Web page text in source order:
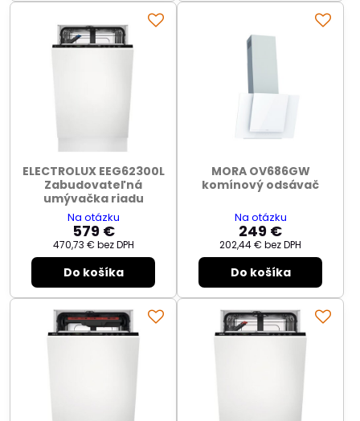
ELECTROLUX EEG62300L
Zabudovateľná
umývačka riadu
Na otázku
579 €
470,73 € bez DPH
Do košíka
MORA OV686GW
komínový odsávač
Na otázku
249 €
202,44 € bez DPH
Do košíka